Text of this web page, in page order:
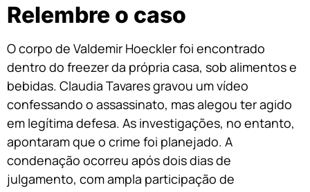
Relembre o caso
O corpo de Valdemir Hoeckler foi encontrado
dentro do freezer da própria casa, sob alimentos e
bebidas. Claudia Tavares gravou um vídeo
confessando o assassinato, mas alegou ter agido
em legítima defesa. As investigações, no entanto,
apontaram que o crime foi planejado. A
condenação ocorreu após dois dias de
julgamento, com ampla participação de